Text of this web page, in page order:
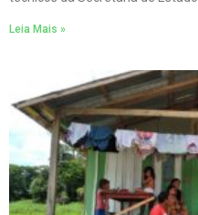
Leia Mais »